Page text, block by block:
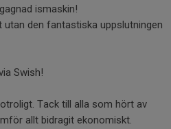
ismaskin!
utan den fantastiska uppslutningen
Swish!
Tack till alla som hört av
allt bidragit ekonomiskt.